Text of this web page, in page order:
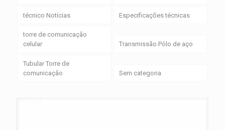
técnico Notícias Especificações técnicas
torre de comunicação
celular
Transmissão Pólo de aço
Tubular Torre de
comunicação
Sem categoria